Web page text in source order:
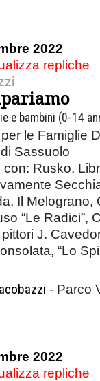
2022
repliche
e bambini (0-14
le Famiglie
Sassuolo
Rusko,
Il Melograno,
“Le Radici”,
J.
“Lo
- Parco
2022
repliche